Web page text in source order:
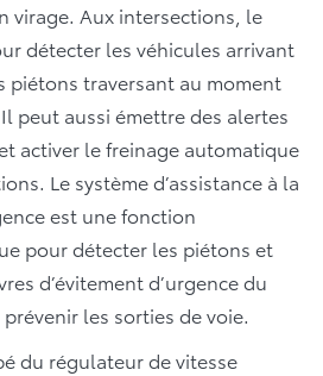
virage. Aux intersections, le
détecter les véhicules arrivant
piétons traversant au moment
peut aussi émettre des alertes
activer le freinage automatique
Le système d’assistance à la
est une fonction
pour détecter les piétons et
d’évitement d’urgence du
les sorties de voie.
du régulateur de vitesse